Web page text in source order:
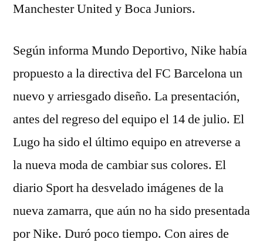
Manchester United y Boca Juniors.
Según informa Mundo Deportivo, Nike había
propuesto a la directiva del FC Barcelona un
nuevo y arriesgado diseño. La presentación,
antes del regreso del equipo el 14 de julio. El
Lugo ha sido el último equipo en atreverse a
la nueva moda de cambiar sus colores. El
diario Sport ha desvelado imágenes de la
nueva zamarra, que aún no ha sido presentada
por Nike. Duró poco tiempo. Con aires de